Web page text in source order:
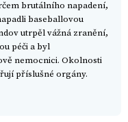
brutálního napadení,
baseballovou
utrpěl vážná zranění,
péči a byl
nemocnici. Okolnosti
příslušné orgány.